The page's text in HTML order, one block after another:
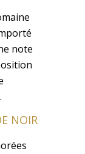
note
NOIR